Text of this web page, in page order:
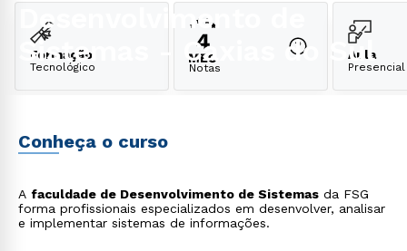
Desenvolvimento de
Sistemas - Caxias do Sul
Formação
Tecnológico Notas
Aula
Presencial
Conheça o curso
A faculdade de Desenvolvimento de Sistemas da FSG
forma profissionais especializados em desenvolver, analisar
e implementar sistemas de informações.